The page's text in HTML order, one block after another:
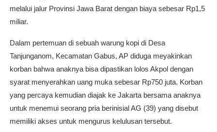
melalui jalur Provinsi Jawa Barat dengan biaya sebesar Rp1,5
miliar.
Dalam pertemuan di sebuah warung kopi di Desa
Tanjunganom, Kecamatan Gabus, AP diduga meyakinkan
korban bahwa anaknya bisa dipastikan lolos Akpol dengan
syarat menyerahkan uang muka sebesar Rp750 juta. Korban
yang percaya kemudian diajak ke Jakarta bersama anaknya
untuk menemui seorang pria berinisial AG (39) yang disebut
memiliki akses untuk mengurus kelulusan tersebut.